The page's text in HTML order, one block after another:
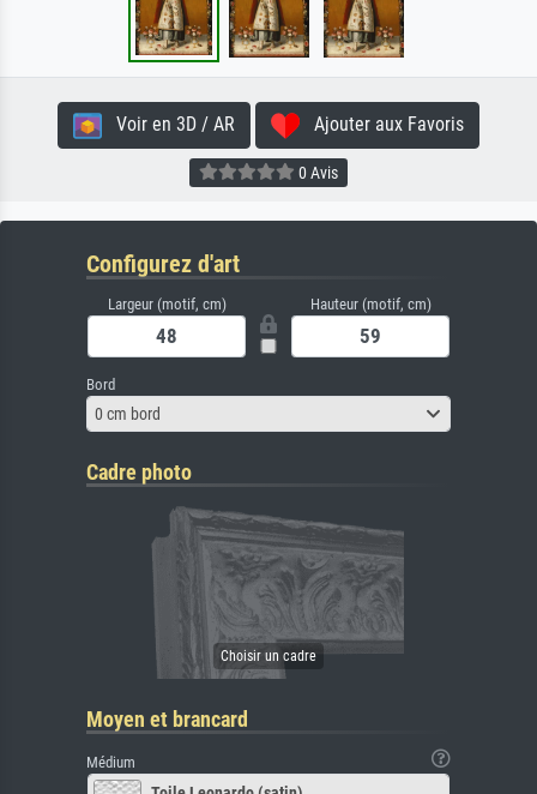
Voir en 3D / AR Ajouter aux Favoris
0 Avis
Configurez d'art
Largeur (motif, cm) Hauteur (motif, cm)
Bord
0 cm bord
Cadre photo
Moyen et brancard
Médium